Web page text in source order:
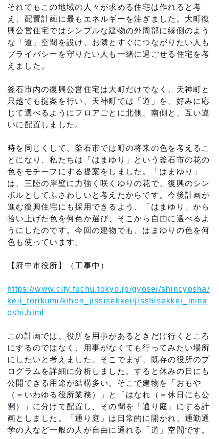
それでもこの地域の人々が求める住宅は作れると考
え、配置計画に最もエネルギーを注ぎました。大町復
興公営住宅ではシンプルな建物の外周部に縁側のよう
な「道」空間を設け、お隣とすぐにつながりたい人も
プライバシーを守りたい人も一緒に過ごせる住宅を考
えました。
釜石市内の復興公営住宅は大町だけでなく、天神町と
只越でも提案を行い、天神町では「道」を、好みに応
じて選べるようにフロアごとに北側、南側と、互い違
いに配置しました。
時を同じくして、釜石市では町の将来の色を考えるこ
とになり、私たちは「はまゆり」という釜石市の花の
色をモチーフにする提案をしました。「はまゆり」
は、三陸の岸壁に力強く咲くゆりの花で、復興のシン
ボルとしてふさわしいと考えたからです。今後計画が
進む復興住宅にも採用できるよう、「はまゆり」から
拾い上げた色を何色か選び、そこから自由に選べるよ
うにしたのです。今回の建物でも、はまゆりの色を何
色も使っています。
【府中市役所】（工事中）
https://www.city.fuchu.tokyo.jp/gyosei/shincyosha/
keii_torikumi/kihon_jissisekkei/jisshisekkei_mina
oshi.html
この計画では、役所を用事があるときだけ行くところ
にするのではなく、用事がなくても行ってみたい場所
にしたいと考えました。そこでまず、既存の役所のプ
ログラムを詳細に分析しました。すると休みの日にも
公開できる用途が結構多い。そこで建物を「おもや
（＝いわゆる役所業務）」と「はなれ（＝休日にも公
開）」に分けて配置し、その間を「通り庭」にする計
画としました。「通り庭」は日常的に開かれ、通勤通
学の人など一般の人が自由に通れる「道」空間です。